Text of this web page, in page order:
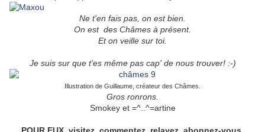
Ne t'en fais pas, on est bien.
On est des Châmes à présent.
Et on veille sur toi.
Je suis sur que t'es même pas cap' de nous trouver! :-)
Illustration de Guillaume, créateur des Châmes.
Gros ronrons.
Smokey et =^..^=artine